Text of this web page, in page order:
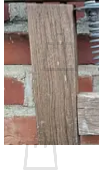
Anmelden
Warenkorb / 0,00€ 0
Es befinden
Zurück zum
0
Warenkorb